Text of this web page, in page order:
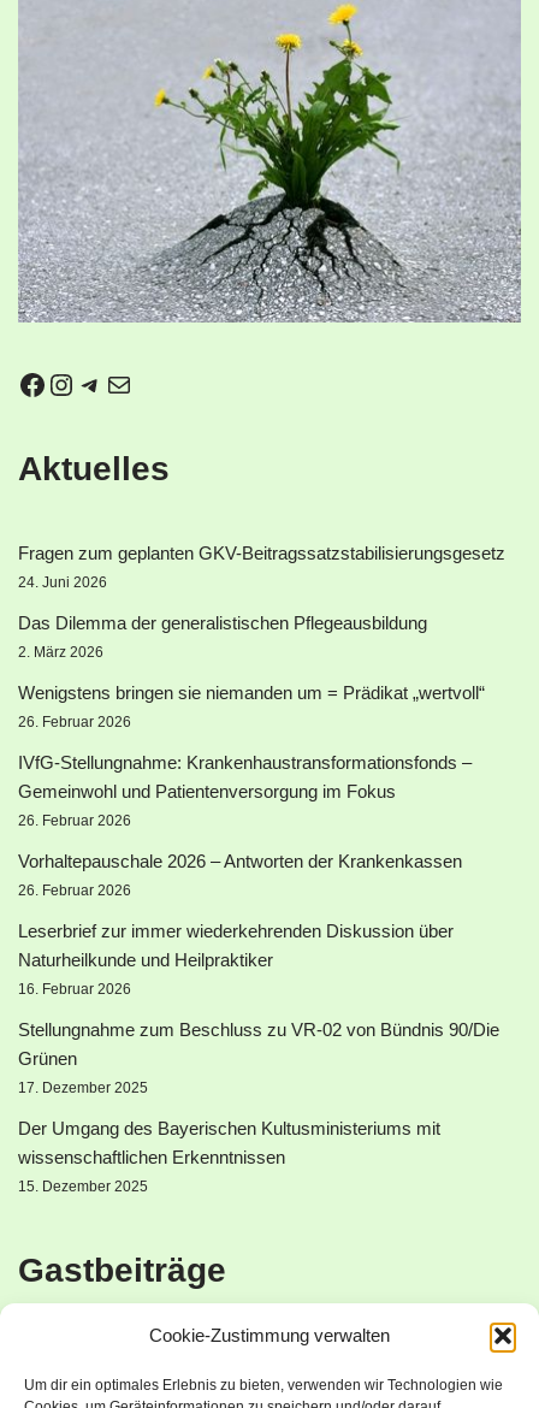
Cookie-Zustimmung verwalten
Um dir ein optimales Erlebnis zu bieten, verwenden wir Technologien wie
Aktuelles
Fragen zum geplanten GKV-Beitragssatzstabilisierungsgesetz
24. Juni 2026
Das Dilemma der generalistischen Pflegeausbildung
2. März 2026
Wenigstens bringen sie niemanden um = Prädikat „wertvoll“
26. Februar 2026
IVfG-Stellungnahme: Krankenhaustransformationsfonds –
Gemeinwohl und Patientenversorgung im Fokus
26. Februar 2026
Vorhaltepauschale 2026 – Antworten der Krankenkassen
26. Februar 2026
Leserbrief zur immer wiederkehrenden Diskussion über
Naturheilkunde und Heilpraktiker
16. Februar 2026
Stellungnahme zum Beschluss zu VR-02 von Bündnis 90/Die
Grünen
17. Dezember 2025
Der Umgang des Bayerischen Kultusministeriums mit
wissenschaftlichen Erkenntnissen
15. Dezember 2025
Gastbeiträge
8. April 2026